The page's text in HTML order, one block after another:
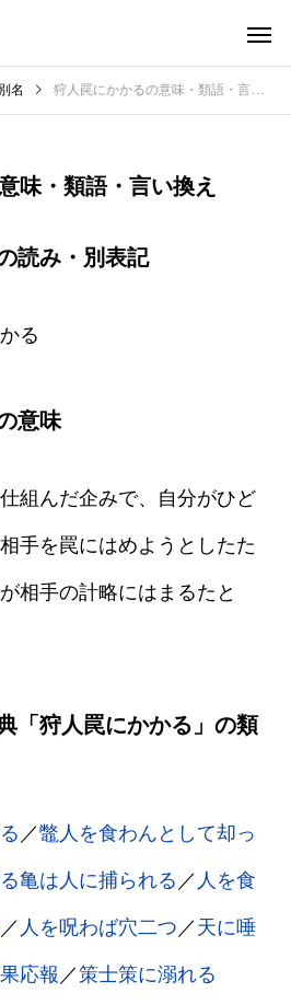
名 狩人罠にかかるの意味・類語・言い換え
味・類語・言い換え
読み・別表記
る
意味
組んだ企みで、自分がひど
手を罠にはめようとしたた
相手の計略にはまるたと
「狩人罠にかかる」の類
／鼈人を食わんとして却っ
亀は人に捕られる ／ 人を食
／ 人を呪わば穴二つ ／ 天に唾
応報 ／策士策に溺れる